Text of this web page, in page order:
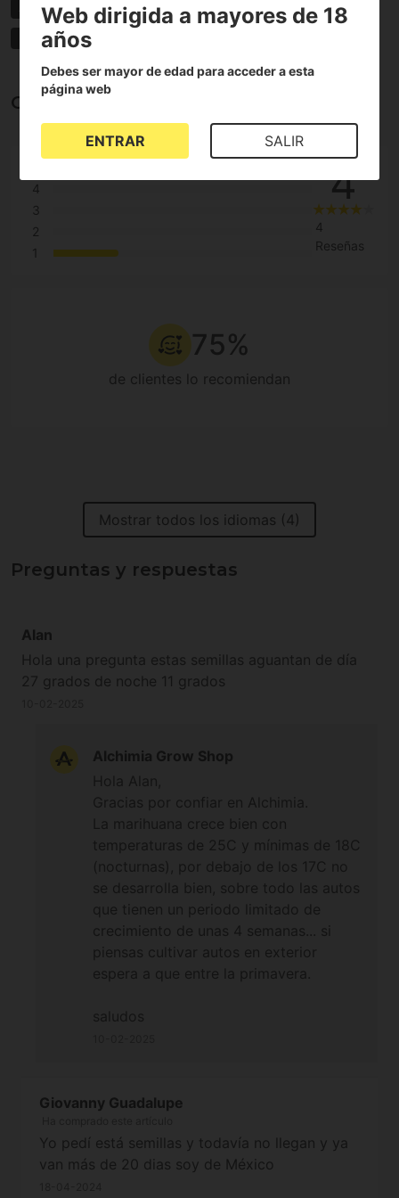
Autoflorecientes Indica Sativa Fácil para iniciación
Efecto estimulante
Opiniones sobre Blueberry XXL Auto
4
3
2
1
4
4
Reseñas
75%
de clientes lo recomiendan
Mostrar todos los idiomas (4)
Preguntas y respuestas
Alan
Hola una pregunta estas semillas aguantan de día
27 grados de noche 11 grados
Alchimia Grow Shop
Giovanny Guadalupe
Yo pedí está semillas y todavía no llegan y ya
van más de 20 dias soy de México
Web dirigida a mayores de 18
años
Debes ser mayor de edad para acceder a esta
página web
ENTRAR SALIR